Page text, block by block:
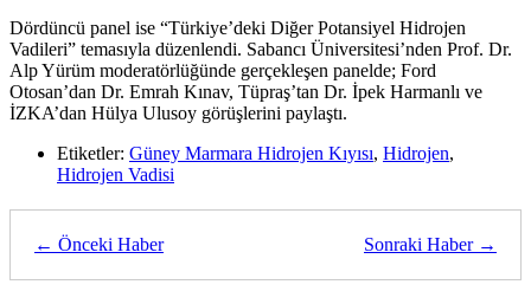
Dördüncü panel ise “Türkiye’deki Diğer Potansiyel Hidrojen
Vadileri” temasıyla düzenlendi. Sabancı Üniversitesi’nden Prof. Dr.
Alp Yürüm moderatörlüğünde gerçekleşen panelde; Ford
Otosan’dan Dr. Emrah Kınav, Tüpraş’tan Dr. İpek Harmanlı ve
İZKA’dan Hülya Ulusoy görüşlerini paylaştı.
Etiketler: Güney Marmara Hidrojen Kıyısı, Hidrojen,
Hidrojen Vadisi
← Önceki Haber Sonraki Haber →